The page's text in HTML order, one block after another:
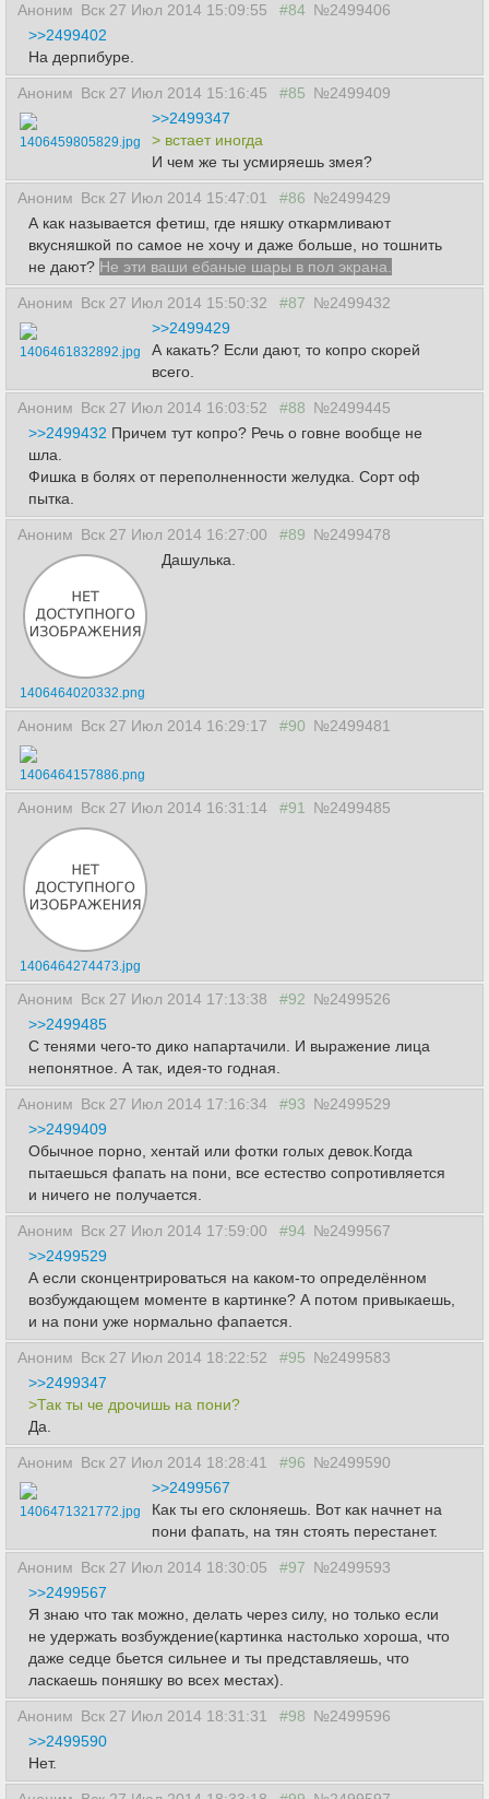
Аноним Вск 27 Июл 2014 15:09:55 #84 №2499406
>>2499402
На дерпибуре.
Аноним Вск 27 Июл 2014 15:16:45 #85 №2499409
1406459805829.jpg
>>2499347
> встает иногда
И чем же ты усмиряешь змея?
Аноним Вск 27 Июл 2014 15:47:01 #86 №2499429
А как называется фетиш, где няшку откармливают
вкусняшкой по самое не хочу и даже больше, но тошнить
не дают? Не эти ваши ебаные шары в пол экрана.
Аноним Вск 27 Июл 2014 15:50:32 #87 №2499432
1406461832892.jpg
>>2499429
А какать? Если дают, то копро скорей
всего.
Аноним Вск 27 Июл 2014 16:03:52 #88 №2499445
>>2499432 Причем тут копро? Речь о говне вообще не
шла.
Фишка в болях от переполненности желудка. Сорт оф
пытка.
Аноним Вск 27 Июл 2014 16:27:00 #89 №2499478
1406464020332.png
Дашулька.
Аноним Вск 27 Июл 2014 16:29:17 #90 №2499481
1406464157886.png
Аноним Вск 27 Июл 2014 16:31:14 #91 №2499485
1406464274473.jpg
Аноним Вск 27 Июл 2014 17:13:38 #92 №2499526
>>2499485
С тенями чего-то дико напартачили. И выражение лица
непонятное. А так, идея-то годная.
Аноним Вск 27 Июл 2014 17:16:34 #93 №2499529
>>2499409
Обычное порно, хентай или фотки голых девок.Когда
пытаешься фапать на пони, все естество сопротивляется
и ничего не получается.
Аноним Вск 27 Июл 2014 17:59:00 #94 №2499567
>>2499529
А если сконцентрироваться на каком-то определённом
возбуждающем моменте в картинке? А потом привыкаешь,
и на пони уже нормально фапается.
Аноним Вск 27 Июл 2014 18:22:52 #95 №2499583
>>2499347
>Так ты че дрочишь на пони?
Да.
Аноним Вск 27 Июл 2014 18:28:41 #96 №2499590
1406471321772.jpg
>>2499567
Как ты его склоняешь. Вот как начнет на
пони фапать, на тян стоять перестанет.
Аноним Вск 27 Июл 2014 18:30:05 #97 №2499593
>>2499567
Я знаю что так можно, делать через силу, но только если
не удержать возбуждение(картинка настолько хороша, что
даже седце бьется сильнее и ты представляешь, что
ласкаешь поняшку во всех местах).
Аноним Вск 27 Июл 2014 18:31:31 #98 №2499596
>>2499590
Нет.